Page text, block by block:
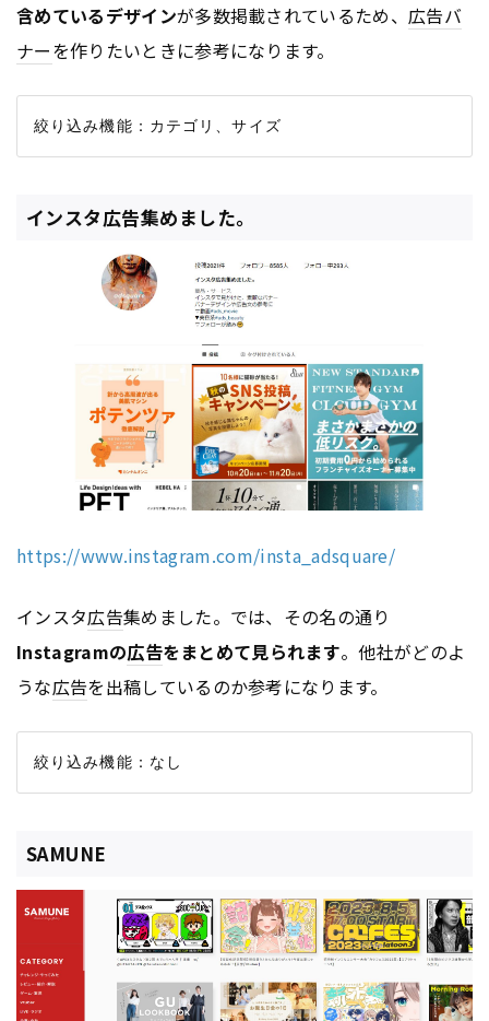
含めているデザインが多数掲載されているため、 広告バ
ナーを作りたいときに参考になります。
インスタ広告集めました。
https://www.instagram.com/insta_adsquare/
インスタ広告集めました。では、その名の通り
Instagramの広告をまとめて見られます。他社がどのよ
うな広告を出稿しているのか参考になります。
SAMUNE